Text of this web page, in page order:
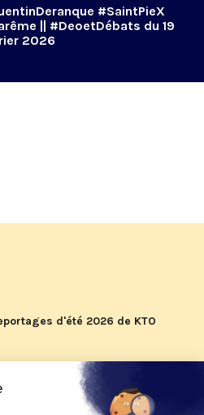
#SaintPieX
|| #DeoetDébats du 19
2026
d'été 2026 de KTO
pastorale du pape Léon
à suivre sur KTO le